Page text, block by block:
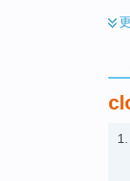
1.